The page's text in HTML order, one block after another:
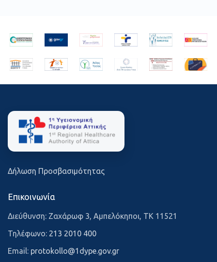
Δήλωση Προσβασιμότητας
Επικοινωνία
Διεύθυνση: Ζαχάρωφ 3, Αμπελόκηποι, ΤΚ 11521
Τηλέφωνο: 213 2010 400
Email: protokollo@1dype.gov.gr